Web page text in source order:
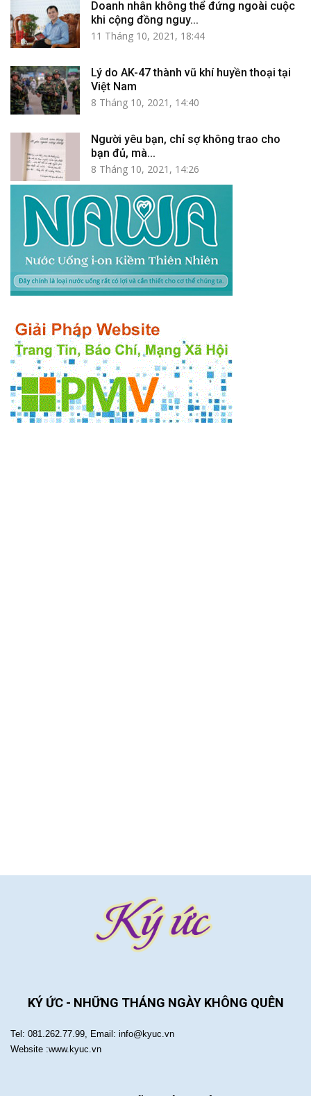
Doanh nhân không thể đứng ngoài cuộc
khi cộng đồng nguy...
11 Tháng 10, 2021, 18:44
Lý do AK-47 thành vũ khí huyền thoại tại
Việt Nam
8 Tháng 10, 2021, 14:40
Người yêu bạn, chỉ sợ không trao cho
bạn đủ, mà...
8 Tháng 10, 2021, 14:26
KÝ ỨC - NHỮNG THÁNG NGÀY KHÔNG QUÊN
Tel: 081.262.77.99, Email: info@kyuc.vn
Website :www.kyuc.vn